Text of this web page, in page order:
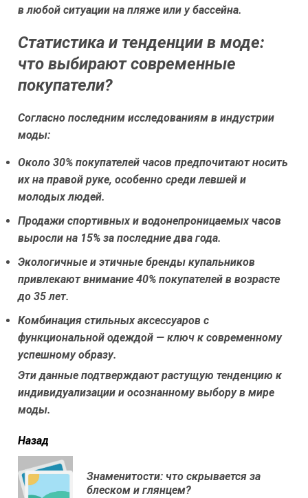
в любой ситуации на пляже или у бассейна.
Статистика и тенденции в моде:
что выбирают современные
покупатели?
Согласно последним исследованиям в индустрии
моды:
Около 30% покупателей часов предпочитают носить
их на правой руке, особенно среди левшей и
молодых людей.
Продажи спортивных и водонепроницаемых часов
выросли на 15% за последние два года.
Экологичные и этичные бренды купальников
привлекают внимание 40% покупателей в возрасте
до 35 лет.
Комбинация стильных аксессуаров с
функциональной одеждой — ключ к современному
успешному образу.
Эти данные подтверждают растущую тенденцию к
индивидуализации и осознанному выбору в мире
моды.
читать
еще
Назад
Знаменитости: что скрывается за
блеском и глянцем?